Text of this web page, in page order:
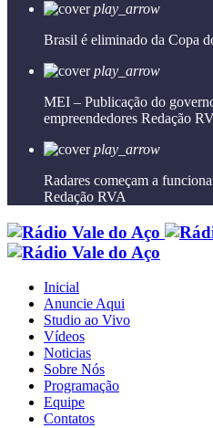
play_arrow
Brasil é eliminado da Copa
play_arrow
MEI – Publicação do
empreendedores Redação
play_arrow
Radares começam a
Redação RVA
Inicial
Anuncie Aqui
Studio ao Vivo
Vídeos
Noticias
Sobre Nós
Programação
Equipe
Contatos